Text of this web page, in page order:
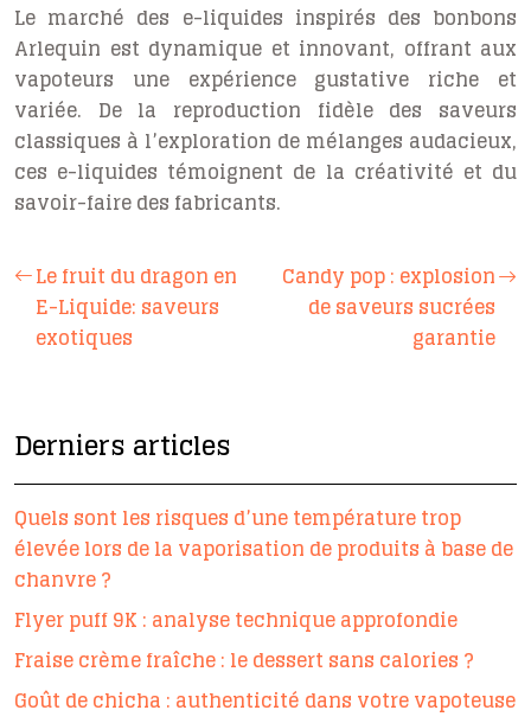
Le marché des e-liquides inspirés des bonbons
Arlequin est dynamique et innovant, offrant aux
vapoteurs une expérience gustative riche et
variée. De la reproduction fidèle des saveurs
classiques à l’exploration de mélanges audacieux,
ces e-liquides témoignent de la créativité et du
savoir-faire des fabricants.
Le fruit du dragon en
E-Liquide: saveurs
exotiques
Candy pop : explosion
de saveurs sucrées
garantie
Derniers articles
Quels sont les risques d’une température trop
élevée lors de la vaporisation de produits à base de
chanvre ?
Flyer puff 9K : analyse technique approfondie
Fraise crème fraîche : le dessert sans calories ?
Goût de chicha : authenticité dans votre vapoteuse